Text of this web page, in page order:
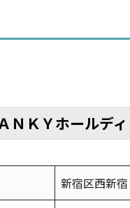
ＫＹホールデ
新宿区西新